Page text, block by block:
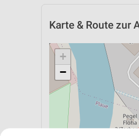
Karte & Route zur
+
−